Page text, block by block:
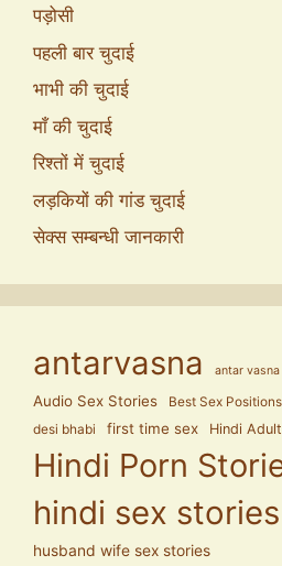
पड़ोसी
पहली बार चुदाई
भाभी की चुदाई
माँ की चुदाई
रिश्तों में चुदाई
लड़कियों की गांड चुदाई
सेक्स सम्बन्धी जानकारी
antarvasna antar vasna
Audio Sex Stories Best Sex Positions
desi bhabi
first time sex Hindi
Hindi Porn
hindi sex stories
husband wife sex stories